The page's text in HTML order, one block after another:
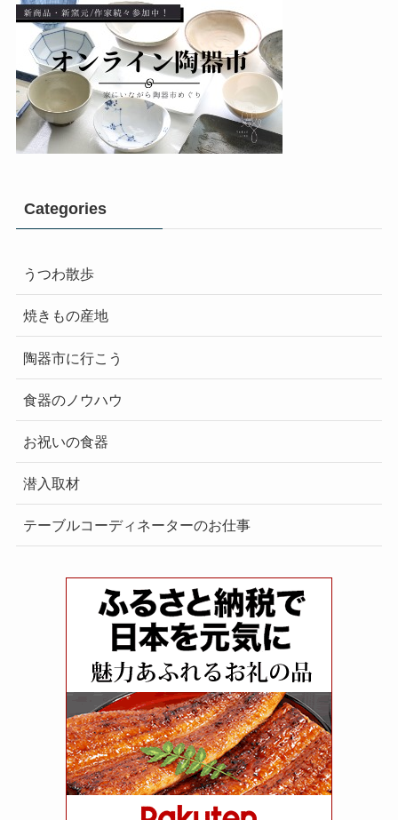
Categories
うつわ散歩
焼きもの産地
陶器市に行こう
食器のノウハウ
お祝いの食器
潜入取材
テーブルコーディネーターのお仕事